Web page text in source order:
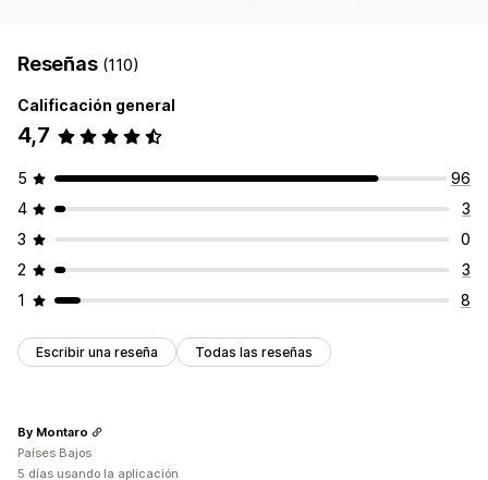
Reseñas (110)
Calificación general
4,7
5
96
4
3
3
0
2
3
1
8
Escribir una reseña Todas las reseñas
By Montaro
Países Bajos
5 días usando la aplicación